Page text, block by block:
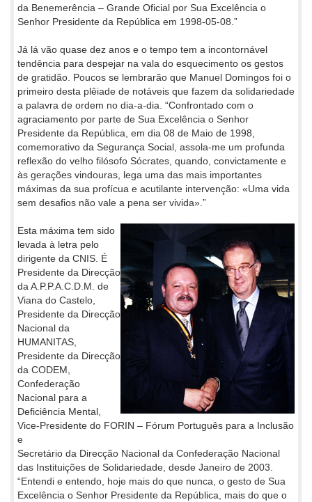
da Benemerência – Grande Oficial por Sua Excelência o
Senhor Presidente da República em 1998-05-08.”
Já lá vão quase dez anos e o tempo tem a incontornável
tendência para despejar na vala do esquecimento os gestos
de gratidão. Poucos se lembrarão que Manuel Domingos foi o
primeiro desta plêiade de notáveis que fazem da solidariedade
a palavra de ordem no dia-a-dia. “Confrontado com o
agraciamento por parte de Sua Excelência o Senhor
Presidente da República, em dia 08 de Maio de 1998,
comemorativo da Segurança Social, assola-me um profunda
reflexão do velho filósofo Sócrates, quando, convictamente e
às gerações vindouras, lega uma das mais importantes
máximas da sua profícua e acutilante intervenção: «Uma vida
sem desafios não vale a pena ser vivida».”
Esta máxima tem sido
levada à letra pelo
dirigente da CNIS. É
Presidente da Direcção
da A.P.P.A.C.D.M. de
Viana do Castelo,
Presidente da Direcção
Nacional da
HUMANITAS,
Presidente da Direcção
da CODEM,
Confederação
Nacional para a
Deficiência Mental,
Vice-Presidente do FORIN – Fórum Português para a Inclusão
e
Secretário da Direcção Nacional da Confederação Nacional
das Instituições de Solidariedade, desde Janeiro de 2003.
“Entendi e entendo, hoje mais do que nunca, o gesto de Sua
Excelência o Senhor Presidente da República, mais do que o